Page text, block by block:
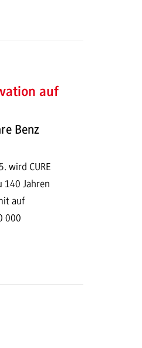
auf
Benz
wird CURE
140 Jahren
auf
000